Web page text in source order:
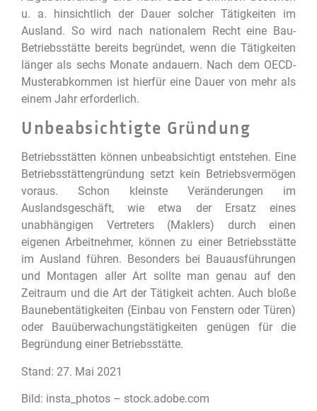
u. a. hinsichtlich der Dauer solcher Tätigkeiten im
Ausland. So wird nach nationalem Recht eine Bau-
Betriebsstätte bereits begründet, wenn die Tätigkeiten
länger als sechs Monate andauern. Nach dem OECD-
Musterabkommen ist hierfür eine Dauer von mehr als
einem Jahr erforderlich.
Unbeabsichtigte Gründung
Betriebsstätten können unbeabsichtigt entstehen. Eine
Betriebsstättengründung setzt kein Betriebsvermögen
voraus. Schon kleinste Veränderungen im
Auslandsgeschäft, wie etwa der Ersatz eines
unabhängigen Vertreters (Maklers) durch einen
eigenen Arbeitnehmer, können zu einer Betriebsstätte
im Ausland führen. Besonders bei Bauausführungen
und Montagen aller Art sollte man genau auf den
Zeitraum und die Art der Tätigkeit achten. Auch bloße
Baunebentätigkeiten (Einbau von Fenstern oder Türen)
oder Bauüberwachungstätigkeiten genügen für die
Begründung einer Betriebsstätte.
Stand: 27. Mai 2021
Bild: insta_photos – stock.adobe.com